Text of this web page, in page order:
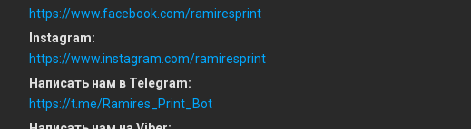
https://www.facebook.com/ramiresprint
Instagram
https://www.instagram.com/ramiresprint
Написать нам в Telegram
https://t.me/Ramires_Print_Bot